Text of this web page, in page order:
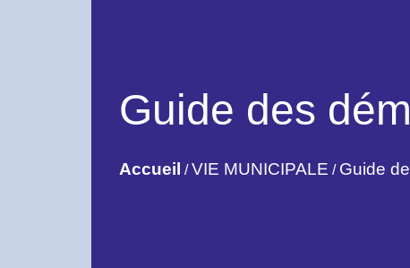
Guide des
Accueil /VIE MUNICIPALE / Guide